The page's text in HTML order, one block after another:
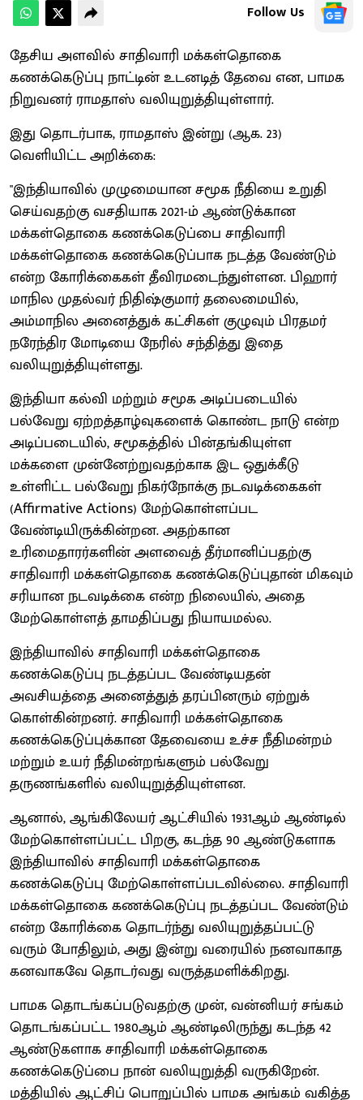
Follow Us
தேசிய அளவில் சாதிவாரி மக்கள்தொகை
கணக்கெடுப்பு நாட்டின் உடனடித் தேவை என, பாமக
நிறுவனர் ராமதாஸ் வலியுறுத்தியுள்ளார்.
இது தொடர்பாக, ராமதாஸ் இன்று (ஆக. 23)
வெளியிட்ட அறிக்கை:
"இந்தியாவில் முழுமையான சமூக நீதியை உறுதி
செய்வதற்கு வசதியாக 2021-ம் ஆண்டுக்கான
மக்கள்தொகை கணக்கெடுப்பை சாதிவாரி
மக்கள்தொகை கணக்கெடுப்பாக நடத்த வேண்டும்
என்ற கோரிக்கைகள் தீவிரமடைந்துள்ளன. பிஹார்
மாநில முதல்வர் நிதிஷ்குமார் தலைமையில்,
அம்மாநில அனைத்துக் கட்சிகள் குழுவும் பிரதமர்
நரேந்திர மோடியை நேரில் சந்தித்து இதை
வலியுறுத்தியுள்ளது.
இந்தியா கல்வி மற்றும் சமூக அடிப்படையில்
பல்வேறு ஏற்றத்தாழ்வுகளைக் கொண்ட நாடு என்ற
அடிப்படையில், சமூகத்தில் பின்தங்கியுள்ள
மக்களை முன்னேற்றுவதற்காக இட ஒதுக்கீடு
உள்ளிட்ட பல்வேறு நிகர்நோக்கு நடவடிக்கைகள்
(Affirmative Actions) மேற்கொள்ளப்பட
வேண்டியிருக்கின்றன. அதற்கான
உரிமைதாரர்களின் அளவைத் தீர்மானிப்பதற்கு
சாதிவாரி மக்கள்தொகை கணக்கெடுப்புதான் மிகவும்
சரியான நடவடிக்கை என்ற நிலையில், அதை
மேற்கொள்ளத் தாமதிப்பது நியாயமல்ல.
இந்தியாவில் சாதிவாரி மக்கள்தொகை
கணக்கெடுப்பு நடத்தப்பட வேண்டியதன்
அவசியத்தை அனைத்துத் தரப்பினரும் ஏற்றுக்
கொள்கின்றனர். சாதிவாரி மக்கள்தொகை
கணக்கெடுப்புக்கான தேவையை உச்ச நீதிமன்றம்
மற்றும் உயர் நீதிமன்றங்களும் பல்வேறு
தருணங்களில் வலியுறுத்தியுள்ளன.
ஆனால், ஆங்கிலேயர் ஆட்சியில் 1931ஆம் ஆண்டில்
மேற்கொள்ளப்பட்ட பிறகு, கடந்த 90 ஆண்டுகளாக
இந்தியாவில் சாதிவாரி மக்கள்தொகை
கணக்கெடுப்பு மேற்கொள்ளப்படவில்லை. சாதிவாரி
மக்கள்தொகை கணக்கெடுப்பு நடத்தப்பட வேண்டும்
என்ற கோரிக்கை தொடர்ந்து வலியுறுத்தப்பட்டு
வரும் போதிலும், அது இன்று வரையில் நனவாகாத
கனவாகவே தொடர்வது வருத்தமளிக்கிறது.
பாமக தொடங்கப்படுவதற்கு முன், வன்னியர் சங்கம்
தொடங்கப்பட்ட 1980ஆம் ஆண்டிலிருந்து கடந்த 42
ஆண்டுகளாக சாதிவாரி மக்கள்தொகை
கணக்கெடுப்பை நான் வலியுறுத்தி வருகிறேன்.
மத்தியில் ஆட்சிப் பொறுப்பில் பாமக அங்கம் வகித்த